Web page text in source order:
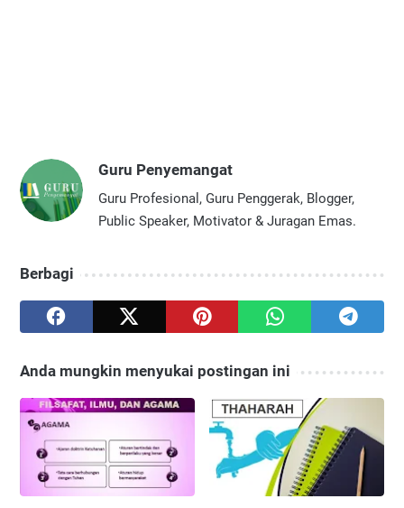
Guru Penyemangat
Guru Profesional, Guru Penggerak, Blogger,
Public Speaker, Motivator & Juragan Emas.
Berbagi
Anda mungkin menyukai postingan ini